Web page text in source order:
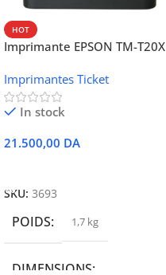
HOT
Imprimante EPSON TM-T20X
Ethernet
Imprimantes Ticket
In stock
21.500,00 DA
SKU: 3693
POIDS 1,7 kg
DIMENSIONS